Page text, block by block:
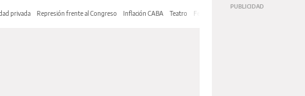
privada Represión frente al Congreso Inflación CABA Teatro Feria de Editores